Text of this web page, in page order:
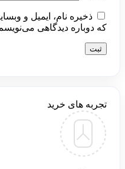
ذخیره نام، ایمیل و
که دوباره دیدگاهی
تجربه های خرید